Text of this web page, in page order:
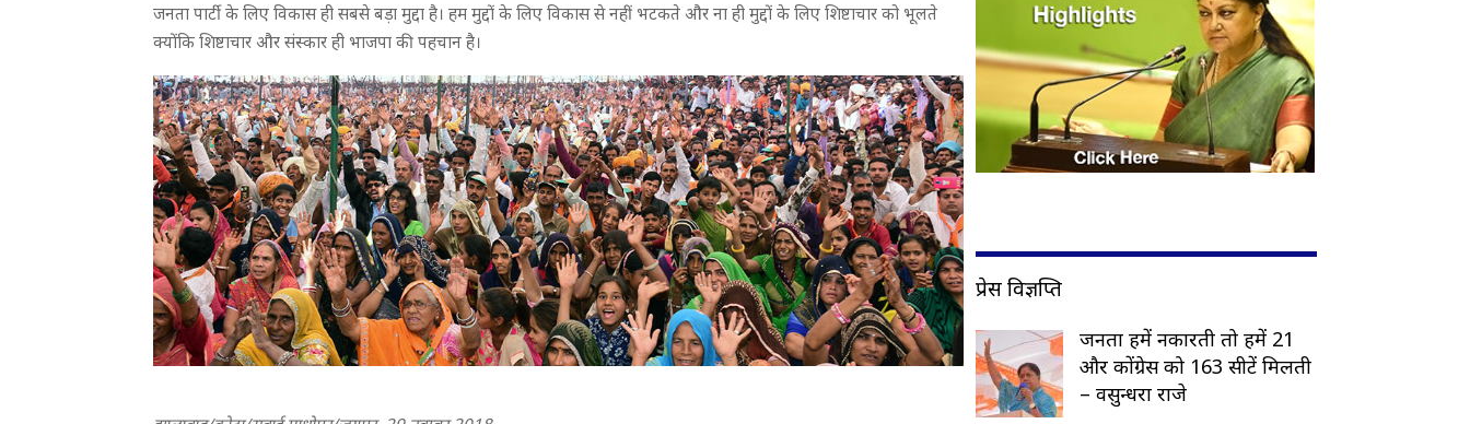
जनता पार्टी के लिए विकास ही सबसे बड़ा मुद्दा है। हम मुद्दों के लिए विकास से नहीं भटकते और ना ही मुद्दों के लिए शिष्टाचार को भूलते
क्योंकि शिष्टाचार और संस्कार ही भाजपा की पहचान है।
प्रेस विज्ञप्ति
जनता हमें नकारती तो हमें 21
और कोंग्रेस को 163 सीटें मिलती
– वसुन्धरा राजे